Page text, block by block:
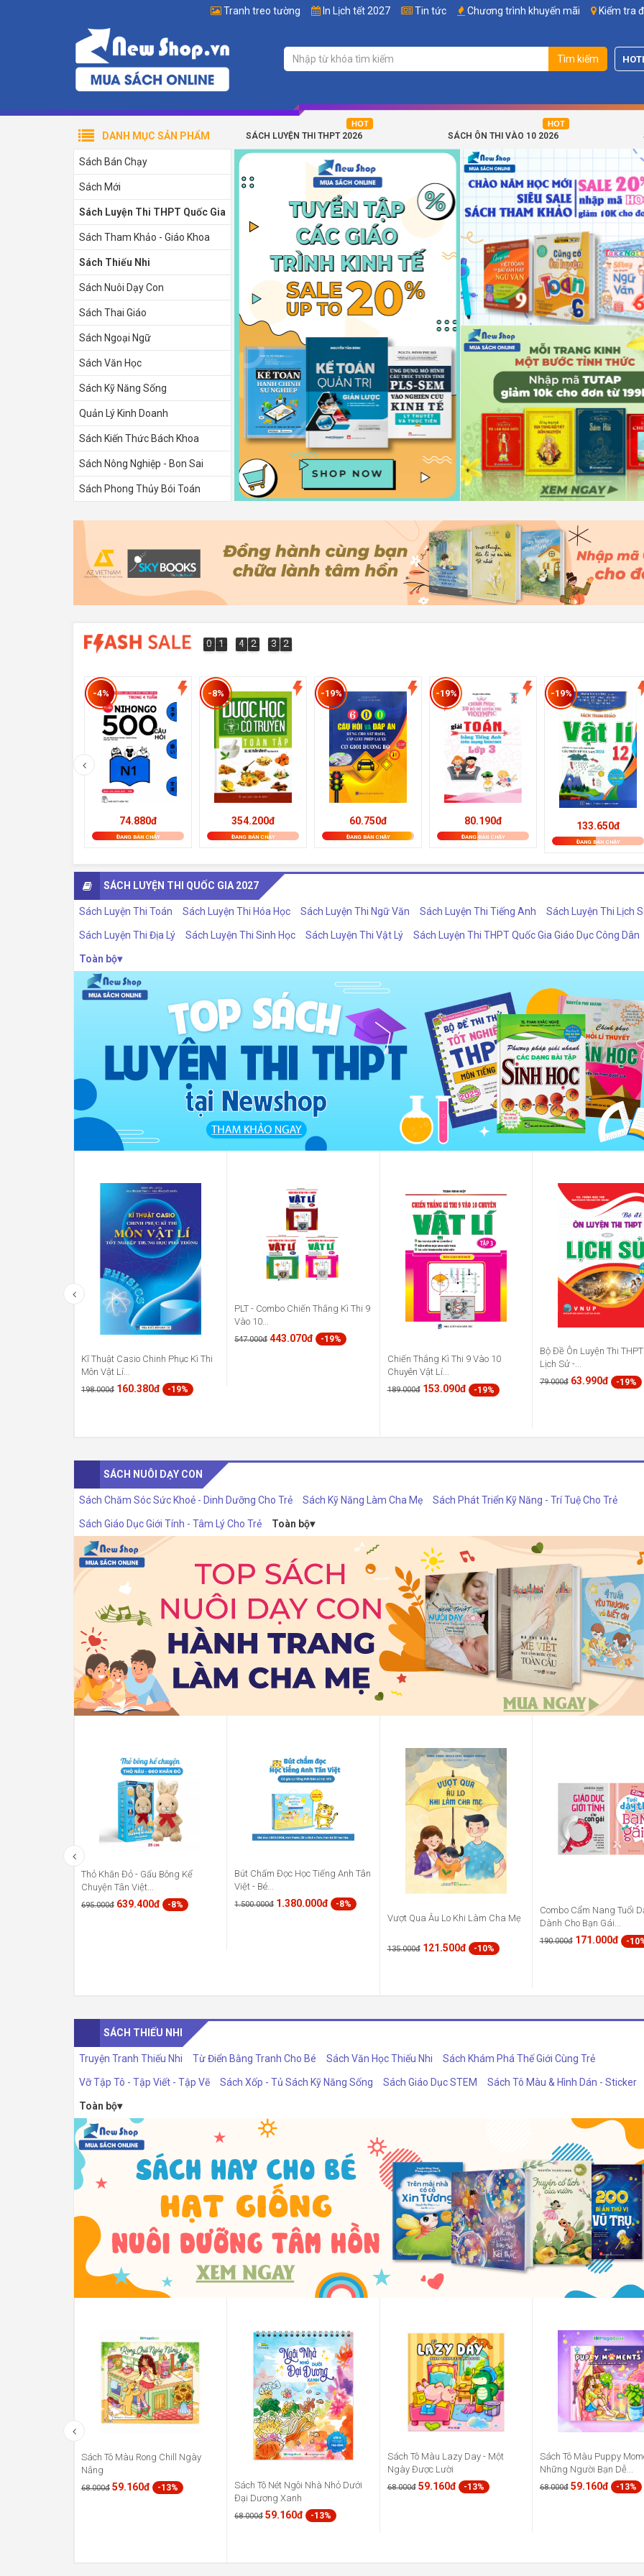
Tranh treo tường In Lịch tết 2027 Tin tức Chương trình khuyến mãi Kiểm tra
Tìm kiếm
SÁCH LUYỆN THI THPT 2026 SÁCH ÔN THI VÀO 10 2026
DANH MỤC SẢN PHẨM
Sách Bán Chạy
Sách Mới
Sách Luyện Thi THPT Quốc Gia
Sách Tham Khảo - Giáo Khoa
Sách Thiếu Nhi
Sách Nuôi Dạy Con
Sách Thai Giáo
Sách Ngoại Ngữ
Sách Văn Học
Sách Kỹ Năng Sống
Quản Lý Kinh Doanh
Sách Kiến Thức Bách Khoa
Sách Nông Nghiệp - Bon Sai
Sách Phong Thủy Bói Toán
0
0 11 4
4 2
2 3
4
3 0
1
0
2
1
-4%
74.880đ
ĐANG BÁN CHẠY
-8%
354.200đ
ĐANG BÁN CHẠY
-19%
60.750đ
ĐANG BÁN CHẠY
-19%
80.190đ
ĐANG BÁN CHẠY
-19%
133.650đ
ĐANG BÁN CHẠY
SÁCH LUYỆN THI QUỐC GIA 2027
Sách Luyện Thi Toán Sách Luyện Thi Hóa Học Sách Luyện Thi Ngữ Văn Sách Luyện Thi Tiếng Anh Sách Luyện Thi Lịch
Sách Luyện Thi Địa Lý Sách Luyện Thi Sinh Học Sách Luyện Thi Vật Lý Sách Luyện Thi THPT Quốc Gia Giáo Dục Công Dân
Toàn bộ
Kĩ Thuật Casio Chinh Phục Kì Thi
Môn Vật Lí...
198.000đ 160.380đ -19%
PLT - Combo Chiến Thắng Kì Thi 9
Vào 10...
547.000đ 443.070đ -19%
Chiến Thắng Kì Thi 9 Vào 10
Chuyên Vật Lí...
189.000đ 153.090đ -19%
Bộ Đề Ôn Luyện Thi
Lịch Sử -...
79.000đ 63.990đ -19%
SÁCH NUÔI DẠY CON
Sách Chăm Sóc Sức Khoẻ - Dinh Dưỡng Cho Trẻ Sách Kỹ Năng Làm Cha Mẹ Sách Phát Triển Kỹ Năng - Trí Tuệ Cho Trẻ
Sách Giáo Dục Giới Tính - Tâm Lý Cho Trẻ Toàn bộ
Thỏ Khăn Đỏ - Gấu Bông Kể
Chuyện Tân Việt...
695.000đ 639.400đ -8%
Bút Chấm Đọc Học Tiếng Anh Tân
Việt - Bé...
1.500.000đ 1.380.000đ -8%
Vượt Qua Âu Lo Khi Làm Cha Mẹ
135.000đ 121.500đ -10%
Combo Cẩm Nang Tuổi
Dành Cho Bạn Gái...
190.000đ 171.000đ -
SÁCH THIẾU NHI
Truyện Tranh Thiếu Nhi Từ Điển Bằng Tranh Cho Bé Sách Văn Học Thiếu Nhi Sách Khám Phá Thế Giới Cùng Trẻ
Vỡ Tập Tô - Tập Viết - Tập Vẽ Sách Xốp - Tủ Sách Kỹ Năng Sống Sách Giáo Dục STEM Sách Tô Màu & Hình Dán - Sticker
Toàn bộ
Sách Tô Màu Rong Chill Ngày
Nắng
68.000đ 59.160đ -13%
Sách Tô Nét Ngôi Nhà Nhỏ Dưới
Đại Dương Xanh
68.000đ 59.160đ -13%
Sách Tô Màu Lazy Day - Một
Ngày Được Lười
68.000đ 59.160đ -13%
Sách Tô Màu Puppy
Những Người Bạn Dễ...
68.000đ 59.160đ -13%